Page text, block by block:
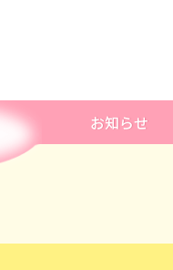
お知らせ